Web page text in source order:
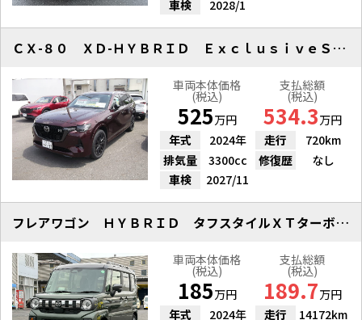
車検
2028/1
ＣＸ-８０ ＸＤ-ＨＹＢＲＩＤ ＥｘｃｌｕｓｉｖｅＳｐｏｒｔｓ ４ＷＤ
車両本体価格
(税込)
525万円
支払総額
(税込)
534.3万円
年式
2024年 走行
720km
排気量
3300cc 修復歴
なし
車検
2027/11
フレアワゴン ＨＹＢＲＩＤ タフスタイルＸＴターボ
車両本体価格
(税込)
185万円
支払総額
(税込)
189.7万円
年式
2024年 走行 14172km